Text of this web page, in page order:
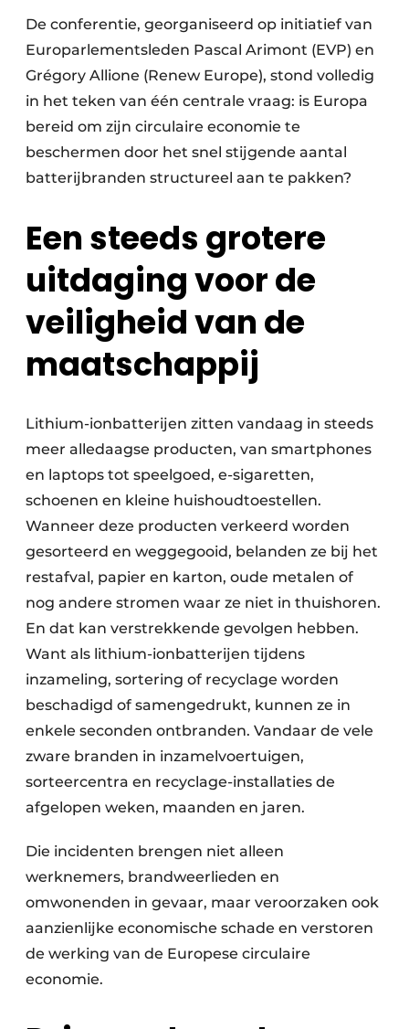
Glasrecyclage
Houtafval
Medisch afval
Papierafval
Textielrecyclage
De conferentie, georganiseerd op initiatief van
Europarlementsleden Pascal Arimont (EVP) en
Grégory Allione (Renew Europe), stond volledig
in het teken van één centrale vraag: is Europa
bereid om zijn circulaire economie te
beschermen door het snel stijgende aantal
batterijbranden structureel aan te pakken?
Een steeds grotere
uitdaging voor de
veiligheid van de
maatschappij
Lithium-ionbatterijen zitten vandaag in steeds
meer alledaagse producten, van smartphones
en laptops tot speelgoed, e-sigaretten,
schoenen en kleine huishoudtoestellen.
Wanneer deze producten verkeerd worden
gesorteerd en weggegooid, belanden ze bij het
restafval, papier en karton, oude metalen of
nog andere stromen waar ze niet in thuishoren.
En dat kan verstrekkende gevolgen hebben.
Want als lithium-ionbatterijen tijdens
inzameling, sortering of recyclage worden
beschadigd of samengedrukt, kunnen ze in
enkele seconden ontbranden. Vandaar de vele
zware branden in inzamelvoertuigen,
sorteercentra en recyclage-installaties de
afgelopen weken, maanden en jaren.
Die incidenten brengen niet alleen
werknemers, brandweerlieden en
omwonenden in gevaar, maar veroorzaken ook
aanzienlijke economische schade en verstoren
de werking van de Europese circulaire
economie.